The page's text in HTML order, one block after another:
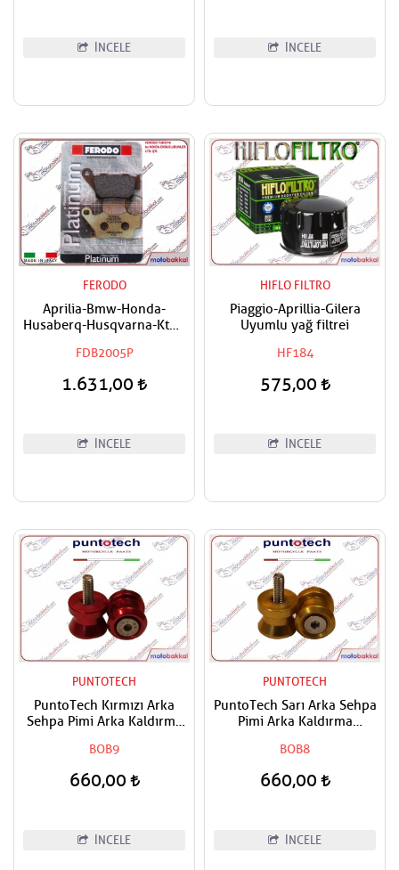
İNCELE İNCELE
FERODO
Aprilia-Bmw-Honda-
Husaberq-Husqvarna-Ktm-
FERODO Arka Fren Balatası
FDB2005P
1.631,00
İNCELE
HIFLO FILTRO
Piaggio-Aprillia-Gilera
Uyumlu yağ filtrei
HF184
575,00
İNCELE
PUNTOTECH
PuntoTech Kırmızı Arka
Sehpa Pimi Arka Kaldırma
Sliders M6
BOB9
660,00
İNCELE
PUNTOTECH
PuntoTech Sarı Arka Sehpa
Pimi Arka Kaldırma
Sliders M6
BOB8
660,00
İNCELE